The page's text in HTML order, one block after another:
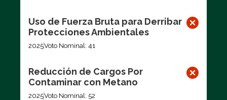
Uso de Fuerza Bruta para Derribar
Protecciones Ambientales
2025Voto Nominal: 41
Reducción de Cargos Por
Contaminar con Metano
2025Voto Nominal: 52